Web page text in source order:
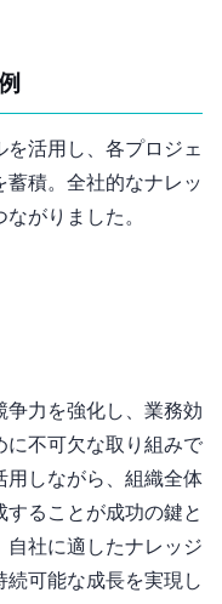
を活用し、各プロジェ
蓄積。全社的なナレッ
がりました。
力を強化し、業務効
に不可欠な取り組みで
用しながら、組織全体
ることが成功の鍵と
自社に適したナレッジ
可能な成長を実現し